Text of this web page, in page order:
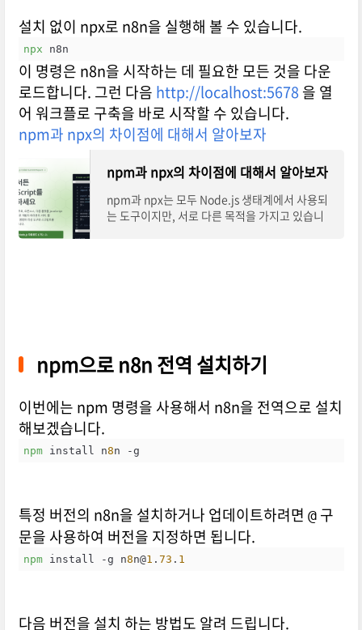
설치 없이 npx로 n8n을 실행해 볼 수 있습니다.
npx n8n
이 명령은 n8n을 시작하는 데 필요한 모든 것을 다운
로드합니다. 그런 다음 http://localhost:5678 을 열
어 워크플로 구축을 바로 시작할 수 있습니다.
npm과 npx의 차이점에 대해서 알아보자
npm과 npx의 차이점에 대해서 알아보자
npm과 npx는 모두 Node.js 생태계에서 사용되
는 도구이지만, 서로 다른 목적을 가지고 있습니
npm으로 n8n 전역 설치하기
이번에는 npm 명령을 사용해서 n8n을 전역으로 설치
해보겠습니다.
npm install n8n -g
특정 버전의 n8n을 설치하거나 업데이트하려면 @구
문을 사용하여 버전을 지정하면 됩니다.
npm install -g n8n@1 .73 . 1
다음 버전을 설치 하는 방법도 알려 드립니다.